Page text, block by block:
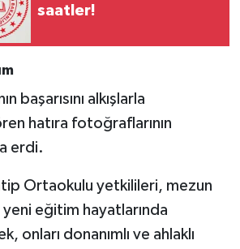
saatler!
başarısını alkışlarla
hatıra fotoğraflarının
erdi.
Ortaokulu yetkilileri, mezun
eğitim hayatlarında
onları donanımlı ve ahlaklı